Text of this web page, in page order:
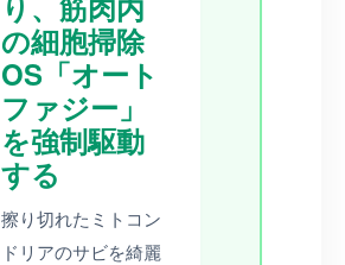
の細胞掃除
OS「オート
ファジー」
を強制駆動
する
擦り切れたミトコン
ドリアのサビを綺麗